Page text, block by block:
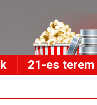
21-es terem